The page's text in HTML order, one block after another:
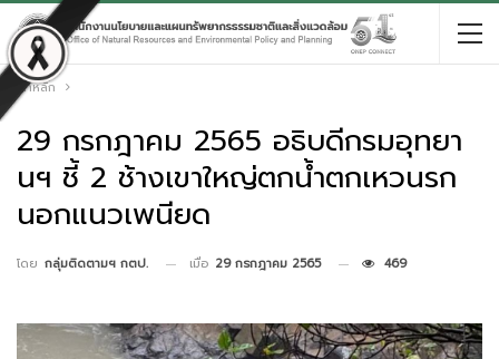
หน้าหลัก
29 กรกฎาคม 2565 อธิบดีกรมอุทยา
นฯ ชี้ 2 ช้างเขาใหญ่ตกน้ำตกเหวนรก
นอกแนวเพนียด
โดย กลุ่มติดตามฯ กตป. เมื่อ 29 กรกฎาคม 2565 469